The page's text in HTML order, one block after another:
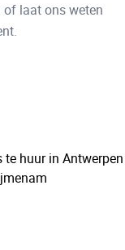
of laat ons weten
te huur in Antwerpen